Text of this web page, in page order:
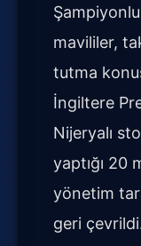
mavililer,
tutma
İngiltere
Nijeryalı
yaptığı 20
yönetim
geri